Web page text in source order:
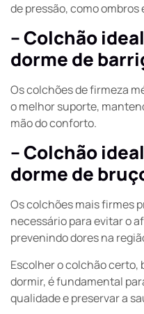
de pressão, como ombros
– Colchão
dorme de
Os colchões de firmeza
o melhor suporte,
mão do conforto.
– Colchão
dorme de
Os colchões mais firmes
necessário para evitar o
prevenindo dores na
Escolher o colchão certo,
dormir, é fundamental
qualidade e preservar a